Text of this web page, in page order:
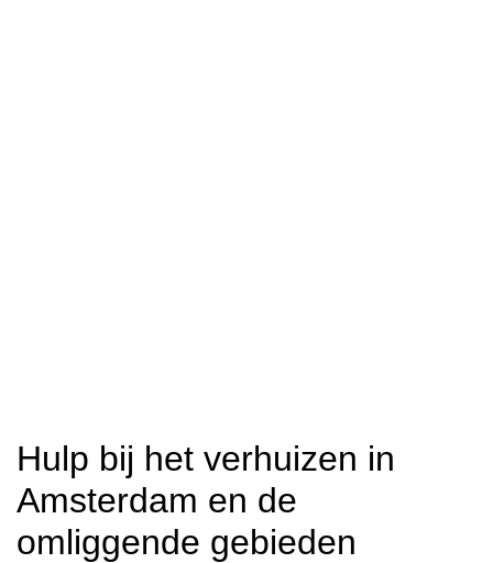
Hulp bij het verhuizen in
Amsterdam en de
omliggende gebieden